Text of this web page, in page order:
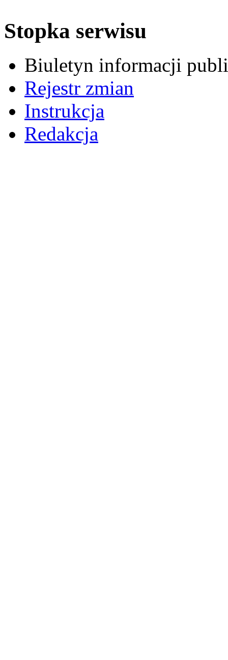
Stopka serwisu
Biuletyn informacji
Rejestr zmian
Instrukcja
Redakcja